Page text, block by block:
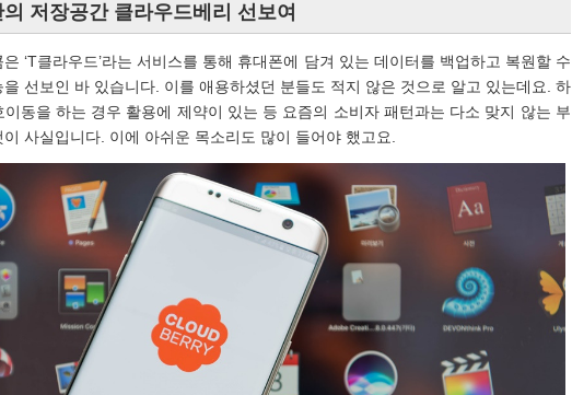
저장공간 클라우드베리 선보여
‘T클라우드’라는 서비스를 통해 휴대폰에 담겨 있는 데이터를 백업하고 복원할 수
을 선보인 바 있습니다. 이를 애용하셨던 분들도 적지 않은 것으로 알고 있는데요. 하
이동을 하는 경우 활용에 제약이 있는 등 요즘의 소비자 패턴과는 다소 맞지 않는 부
사실입니다. 이에 아쉬운 목소리도 많이 들어야 했고요.